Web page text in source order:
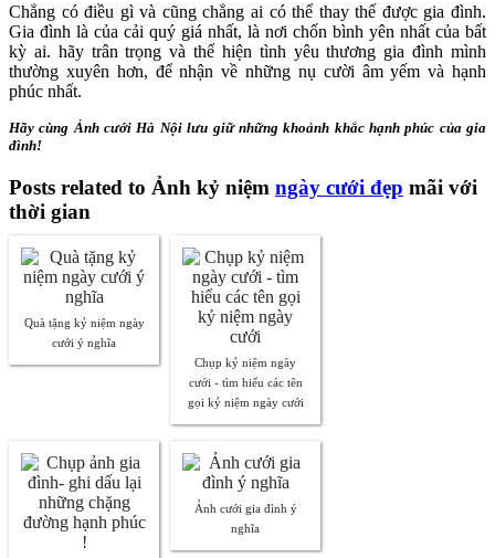
Chẳng có điều gì và cũng chẳng ai có thể thay thế được gia đình.
Gia đình là của cải quý giá nhất, là nơi chốn bình yên nhất của bất
kỳ ai. hãy trân trọng và thể hiện tình yêu thương gia đình mình
thường xuyên hơn, để nhận về những nụ cười âm yếm và hạnh
phúc nhất.
Hãy cùng Ảnh cưới Hà Nội lưu giữ những khoảnh khắc hạnh phúc của gia
đình!
Posts related to Ảnh kỷ niệm ngày cưới đẹp mãi với
thời gian
Quà tặng kỷ niệm ngày
cưới ý nghĩa
Chụp kỷ niệm ngày
cưới - tìm hiểu các tên
gọi kỷ niệm ngày cưới
Ảnh cưới gia đình ý
nghĩa